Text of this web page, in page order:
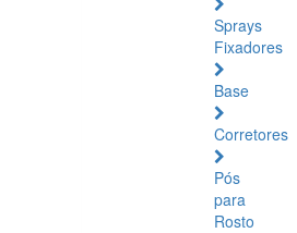
Sprays
Fixadores
Base
Corretores
Pós
para
Rosto